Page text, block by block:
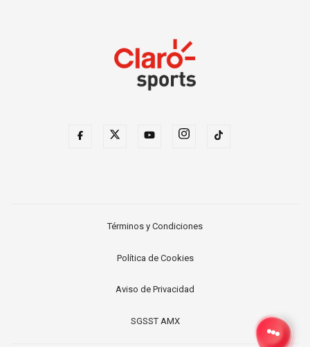
Términos y Condiciones
Política de Cookies
Aviso de Privacidad
SGSST AMX